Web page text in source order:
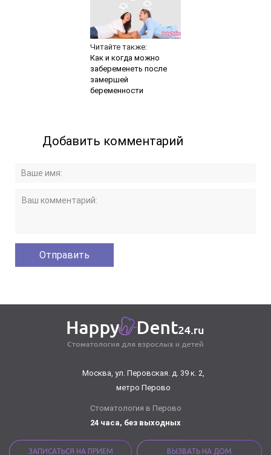
Читайте также:
Как и когда можно
забеременеть после
замершей
беременности
Добавить комментарий
Москва, ул. Перовская. д. 39 к. 2,
метро Перово
Стоматология в Перово
24 часа, без выходных
ЗАПИСАТЬСЯ НА ПРИЕМ ВЫЗВАТЬ НА ДОМ